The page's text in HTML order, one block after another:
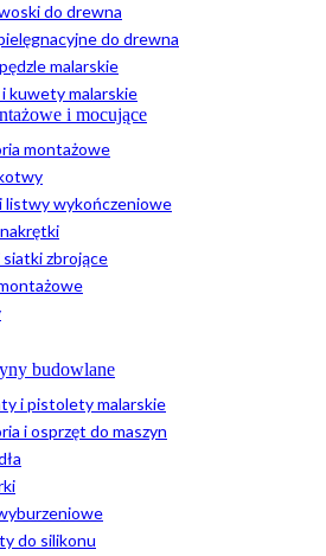
do drewna
do drewna
malarskie
kuwety malarskie
i mocujące
montażowe
listwy wykończeniowe
siatki zbrojące
budowlane
i pistolety malarskie
i osprzęt do maszyn
do silikonu